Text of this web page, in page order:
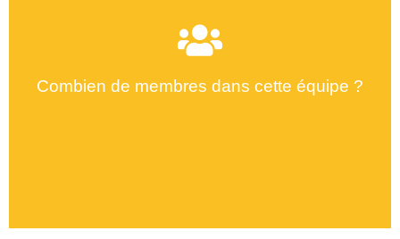
Combien de membres dans cette équipe ?